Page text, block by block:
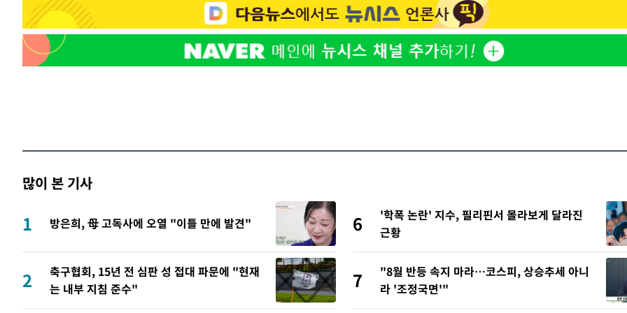
많이 본 기사
1 방은희, 母 고독사에 오열 "이틀 만에 발견"
2
축구협회, 15년 전 심판 성 접대 파문에 "현재
는 내부 지침 준수"
6
'학폭 논란' 지수, 필리핀서 몰라보게 달라진
근황
7
"8월 반등 속지 마라…코스피, 상승추세 아니
라 '조정국면'"